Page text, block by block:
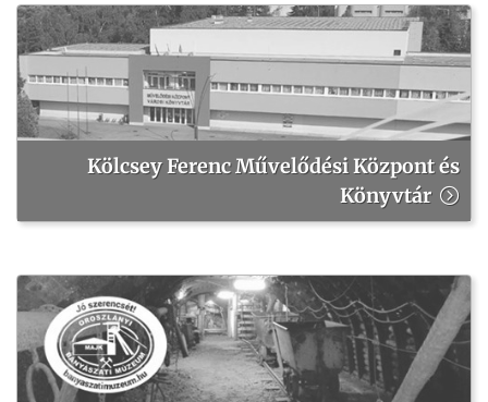
Kölcsey Ferenc Művelődési Központ és
Könyvtár